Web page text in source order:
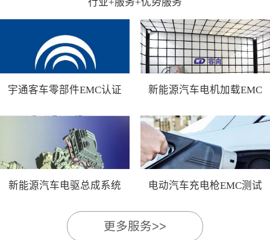
宇通客车零部件EMC认证
新能源汽车电机加载EMC
新能源汽车电驱总成系统
电动汽车充电枪EMC测试
更多服务>>